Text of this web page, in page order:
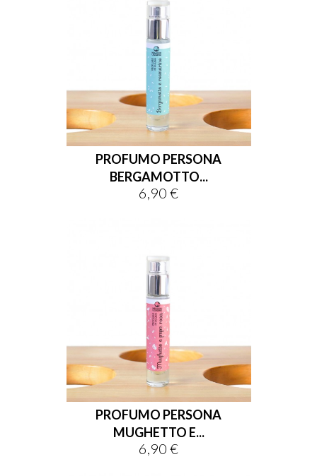
PROFUMO PERSONA
BERGAMOTTO...
Prix
6,90 €
PROFUMO PERSONA
MUGHETTO E...
Prix
6,90 €